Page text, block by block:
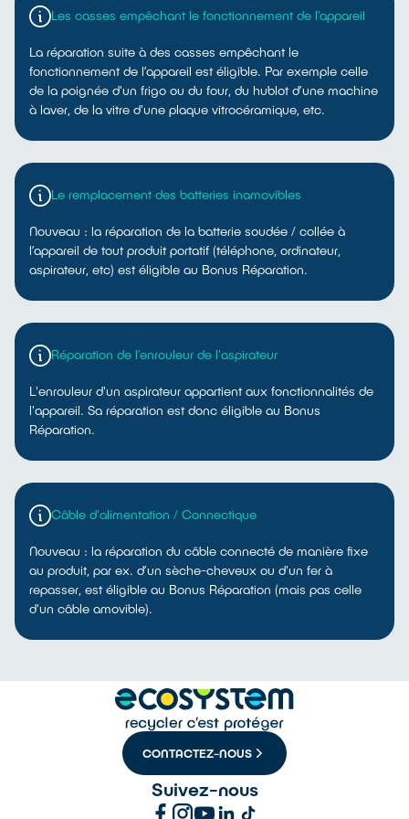
cachés
fonctionnement de l'appareil
Problème causé par un facteur externe à l'appareil
(exemple défaut de montage ou d'installation, dont
électrique, hydraulique ou logicielle)
Remplacement des consommables, accessoires et
opérations rendues nécessaires par des
pas éligibles au Fonds Réparation).
Les casses empêchant le fonctionnement de l’appareil
La réparation suite à des casses empêchant le
fonctionnement de l’appareil est éligible. Par exemple celle
de la poignée d'un frigo ou du four, du hublot d’une machine
à laver, de la vitre d'une plaque vitrocéramique, etc.
Le remplacement des batteries inamovibles
Nouveau : la réparation de la batterie soudée / collée à
l’appareil de tout produit portatif (téléphone, ordinateur,
aspirateur, etc) est éligible au Bonus Réparation.
Réparation de l’enrouleur de l'aspirateur
L'enrouleur d'un aspirateur appartient aux fonctionnalités de
l'appareil. Sa réparation est donc éligible au Bonus
Réparation.
Câble d'alimentation / Connectique
Nouveau : la réparation du câble connecté de manière fixe
au produit, par ex. d’un sèche-cheveux ou d'un fer à
repasser, est éligible au Bonus Réparation (mais pas celle
d'un câble amovible).
CONTACTEZ-NOUS
Suivez-nous